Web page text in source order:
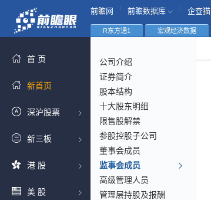
前瞻网 前瞻数据库 企查猫
首 页
新首页
深沪股票
新三板
港 股
美 股
R东方通1 宏观经济数据
公司介绍
证券简介
股本结构
十大股东明细
限售股解禁
参股控股子公司
董事会成员
监事会成员
高级管理人员
管理层持股及报酬